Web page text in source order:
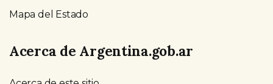
Mapa del Estado
Acerca de Argentina.gob.ar